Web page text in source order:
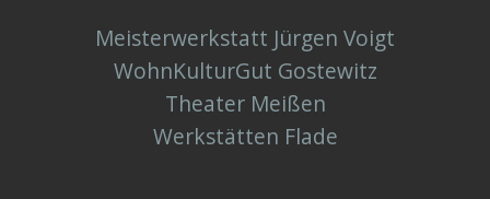
Meisterwerkstatt Jürgen Voigt
WohnKulturGut Gostewitz
Theater Meißen
Werkstätten Flade